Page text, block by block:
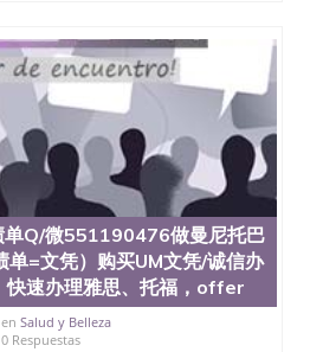
单Q/微551190476做曼尼托巴
单=文凭）购买UM文凭/诚信办
快速办理雅思、托福，offer
Salud y Belleza
0 Respuestas